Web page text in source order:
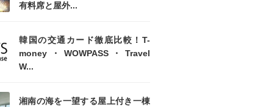
有料席と屋外...
韓国の交通カード徹底比較！T-
money・WOWPASS・Travel
W...
湘南の海を一望する屋上付き一棟